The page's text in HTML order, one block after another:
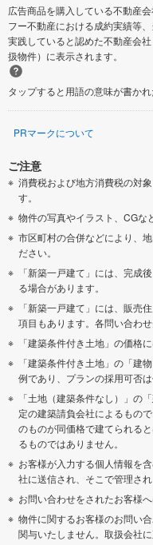
広告商品を購入している不動産
フー不動産における成約実績等
実践していると認めた不動産会
扱物件）に表示されます。
タップすると用語の意味が書か
PRマークについて
ご注意
消費税および地方消費税の対
す。
物件の写真やイラスト、CGな
市区町村の合併などにより、
ださい。
「新築一戸建て」には、完成
る場合があります。
「新築一戸建て」には、販売
項目もあります。各問い合わせ
「建築条件付き土地」の価格
「建築条件付き土地」の「建
例であり、プランの採用可否は
「土地（建築条件なし）」の
定の建築請負会社によるもの
のものが同価格で建てられる
るものではありません。
お客様が入力する個人情報を
社に送信され、そこで管理され
お問い合わせをされたお客様
物件に関するお客様のお問い
関与いたしません。取扱会社に